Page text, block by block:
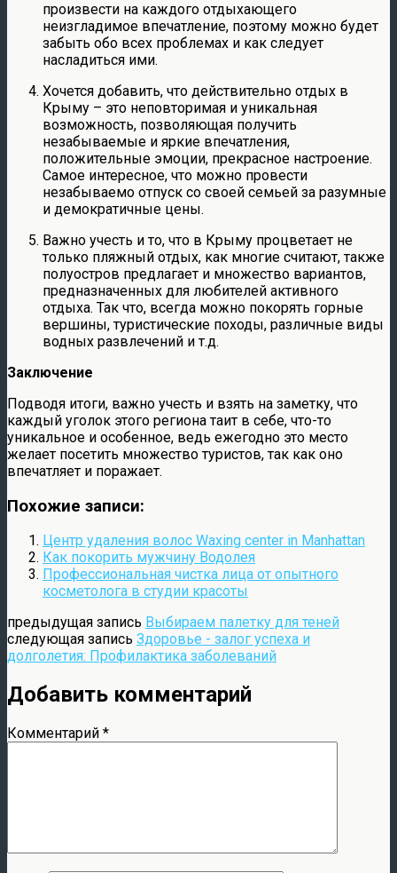
произвести на каждого отдыхающего
неизгладимое впечатление, поэтому можно будет
забыть обо всех проблемах и как следует
насладиться ими.
Хочется добавить, что действительно отдых в
Крыму – это неповторимая и уникальная
возможность, позволяющая получить
незабываемые и яркие впечатления,
положительные эмоции, прекрасное настроение.
Самое интересное, что можно провести
незабываемо отпуск со своей семьей за разумные
и демократичные цены.
Важно учесть и то, что в Крыму процветает не
только пляжный отдых, как многие считают, также
полуостров предлагает и множество вариантов,
предназначенных для любителей активного
отдыха. Так что, всегда можно покорять горные
вершины, туристические походы, различные виды
водных развлечений и т.д.
Заключение
Подводя итоги, важно учесть и взять на заметку, что
каждый уголок этого региона таит в себе, что-то
уникальное и особенное, ведь ежегодно это место
желает посетить множество туристов, так как оно
впечатляет и поражает.
Похожие записи:
Центр удаления волос Waxing center in Manhattan
Как покорить мужчину Водолея
Профессиональная чистка лица от опытного
косметолога в студии красоты
предыдущая запись Выбираем палетку для теней
следующая запись Здоровье - залог успеха и
долголетия: Профилактика заболеваний
Добавить комментарий
Комментарий *